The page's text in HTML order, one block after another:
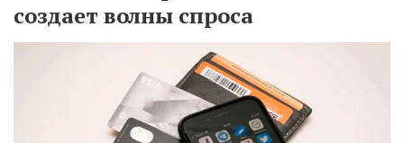
создает волны спроса